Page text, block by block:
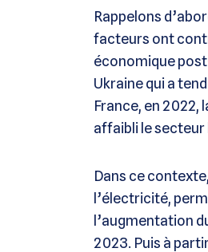
Rappelons
facteurs ont
économique
Ukraine qui a
France, en 2022,
affaibli le
Dans ce
l’électricité,
l’augmentation
2023. Puis à